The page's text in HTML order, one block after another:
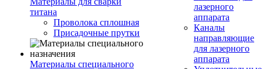
титана
Проволока сплошная
Присадочные прутки
Материалы специального
лазерного
аппарата
Каналы
направляющие
для лазерного
аппарата